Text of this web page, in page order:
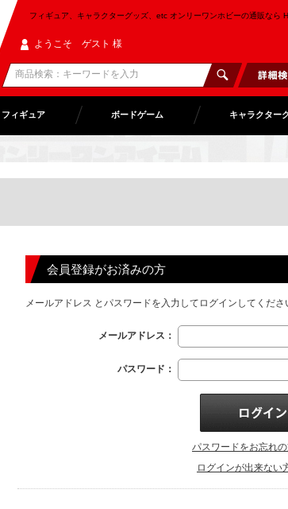
フィギュア、キャラクターグッズ、etc オンリーワンホビーの通販なら
ようこそ ゲスト 様
フィギュア ボードゲーム キャラクター
会員登録がお済みの方
メールアドレス とパスワードを入力してログインしてくださ
メールアドレス：
パスワード：
パスワードをお忘れ
ログインが出来ない